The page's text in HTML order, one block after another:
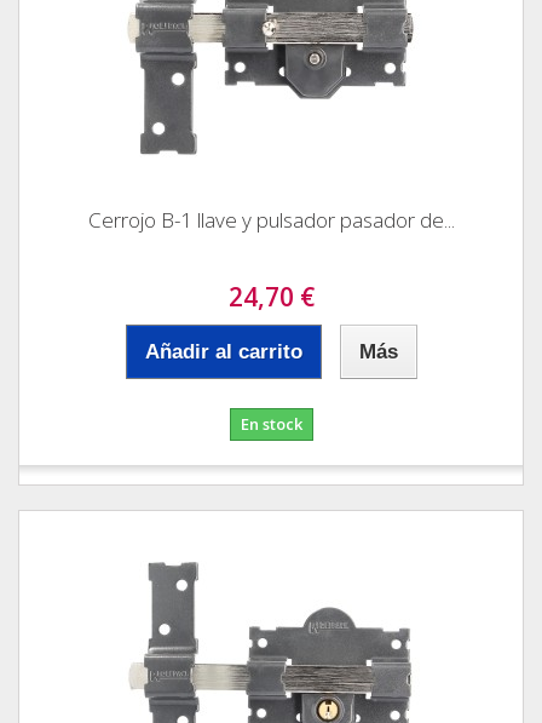
Cerrojo B-1 llave y pulsador pasador de...
24,70 €
Añadir al carrito Más
En stock